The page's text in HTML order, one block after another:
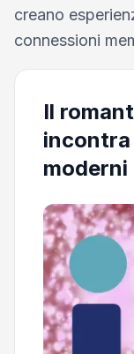
creano
connessioni
Il
moderni